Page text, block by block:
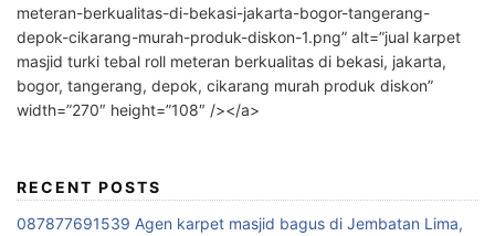
meteran-berkualitas-di-bekasi-jakarta-bogor-tangerang-
depok-cikarang-murah-produk-diskon-1.png” alt=”jual karpet
masjid turki tebal roll meteran berkualitas di bekasi, jakarta,
bogor, tangerang, depok, cikarang murah produk diskon”
width=”270″ height=”108″ /></a>
RECENT POSTS
087877691539 Agen karpet masjid bagus di Jembatan Lima,